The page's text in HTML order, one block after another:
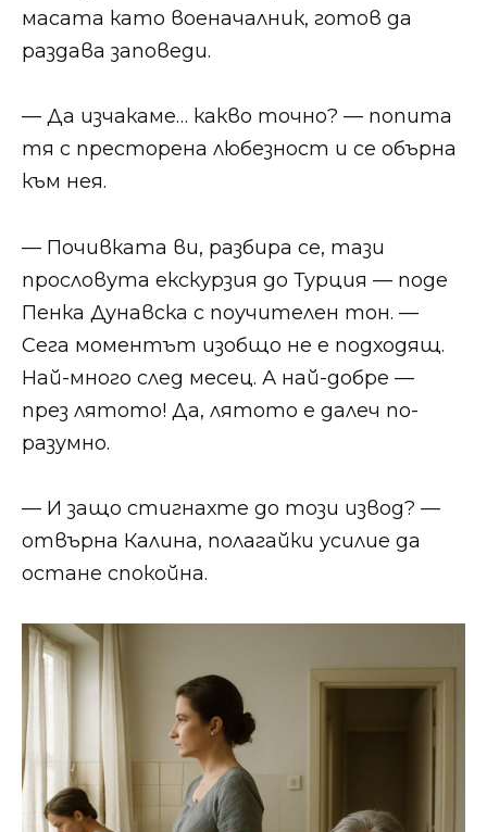
масата като военачалник, готов да
раздава заповеди.
— Да изчакаме… какво точно? — попита
тя с престорена любезност и се обърна
към нея.
— Почивката ви, разбира се, тази
прословута екскурзия до Турция — поде
Пенка Дунавска с поучителен тон. —
Сега моментът изобщо не е подходящ.
Най-много след месец. А най-добре —
през лятото! Да, лятото е далеч по-
разумно.
— И защо стигнахте до този извод? —
отвърна Калина, полагайки усилие да
остане спокойна.